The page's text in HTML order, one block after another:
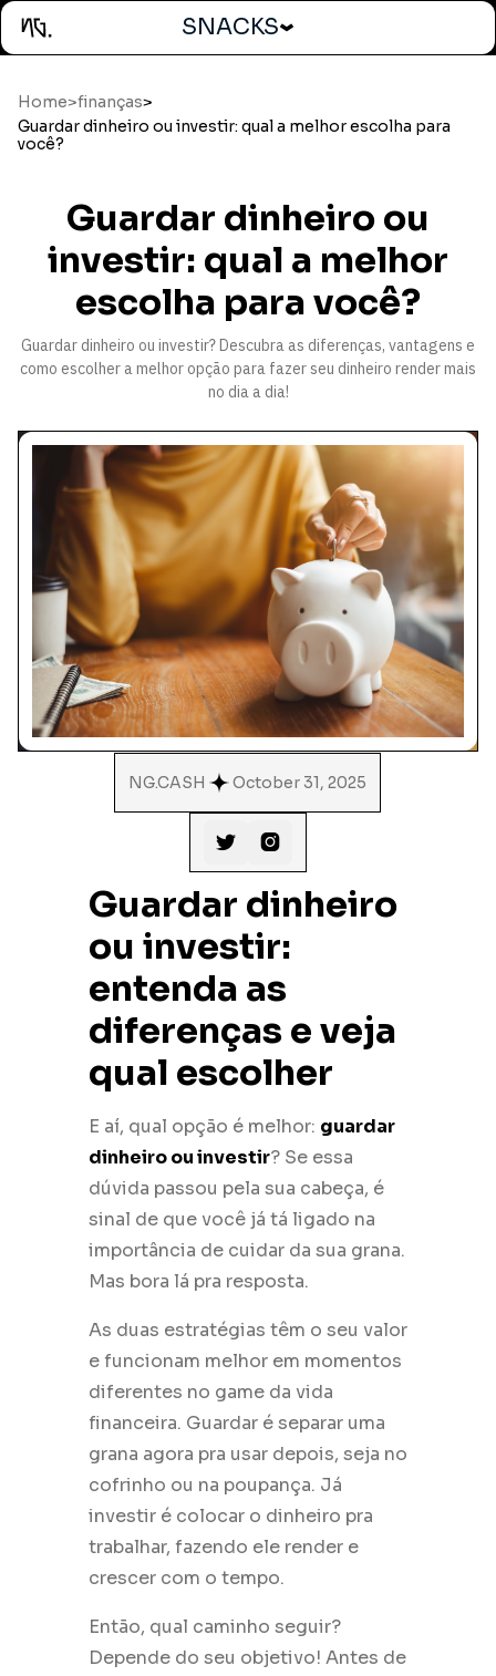
SNACKS
Home>finanças>
Guardar dinheiro ou investir: qual a melhor escolha para
você?
Guardar dinheiro ou
investir: qual a melhor
escolha para você?
Guardar dinheiro ou investir? Descubra as diferenças, vantagens e
como escolher a melhor opção para fazer seu dinheiro render mais
no dia a dia!
NG.CASH October 31, 2025
 
Guardar dinheiro
ou investir:
entenda as
diferenças e veja
qual escolher
E aí, qual opção é melhor: guardar
dinheiro ou investir? Se essa
dúvida passou pela sua cabeça, é
sinal de que você já tá ligado na
importância de cuidar da sua grana.
Mas bora lá pra resposta.
As duas estratégias têm o seu valor
e funcionam melhor em momentos
diferentes no game da vida
financeira. Guardar é separar uma
grana agora pra usar depois, seja no
cofrinho ou na poupança. Já
investir é colocar o dinheiro pra
trabalhar, fazendo ele render e
crescer com o tempo.
Então, qual caminho seguir?
Depende do seu objetivo! Antes de